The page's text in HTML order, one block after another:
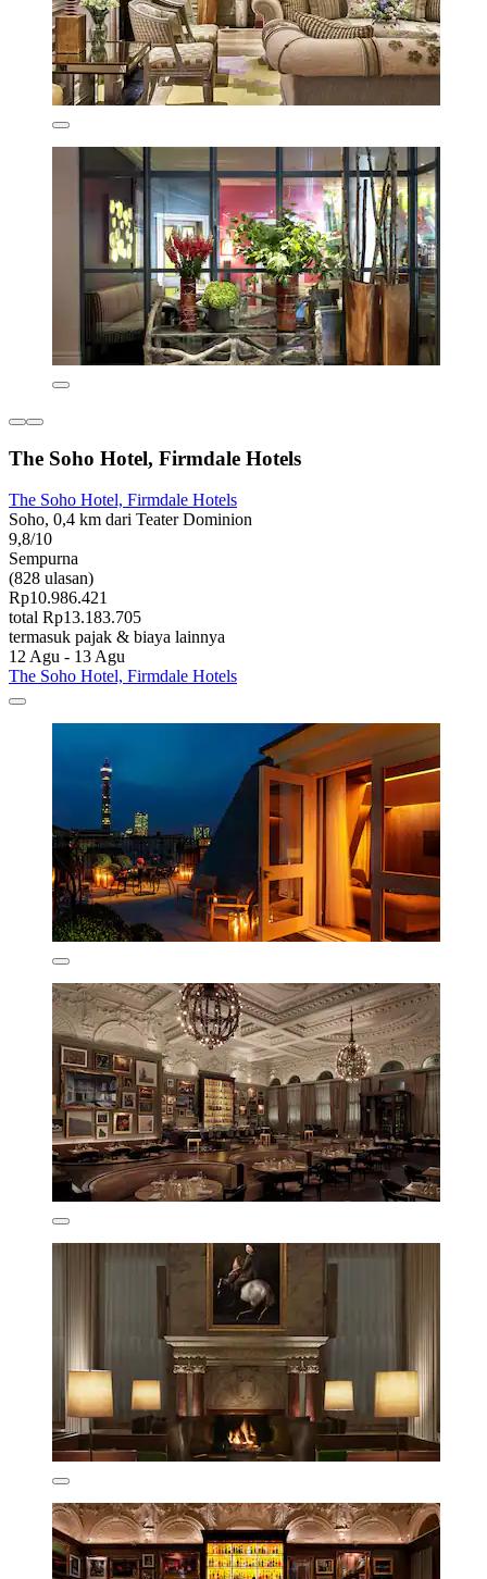
The Soho Hotel, Firmdale Hotels
The Soho Hotel, Firmdale Hotels
Soho, 0,4 km dari Teater Dominion
9,8/10
Sempurna
(828 ulasan)
Rp10.986.421
total Rp13.183.705
termasuk pajak & biaya lainnya
12 Agu - 13 Agu
The Soho Hotel, Firmdale Hotels